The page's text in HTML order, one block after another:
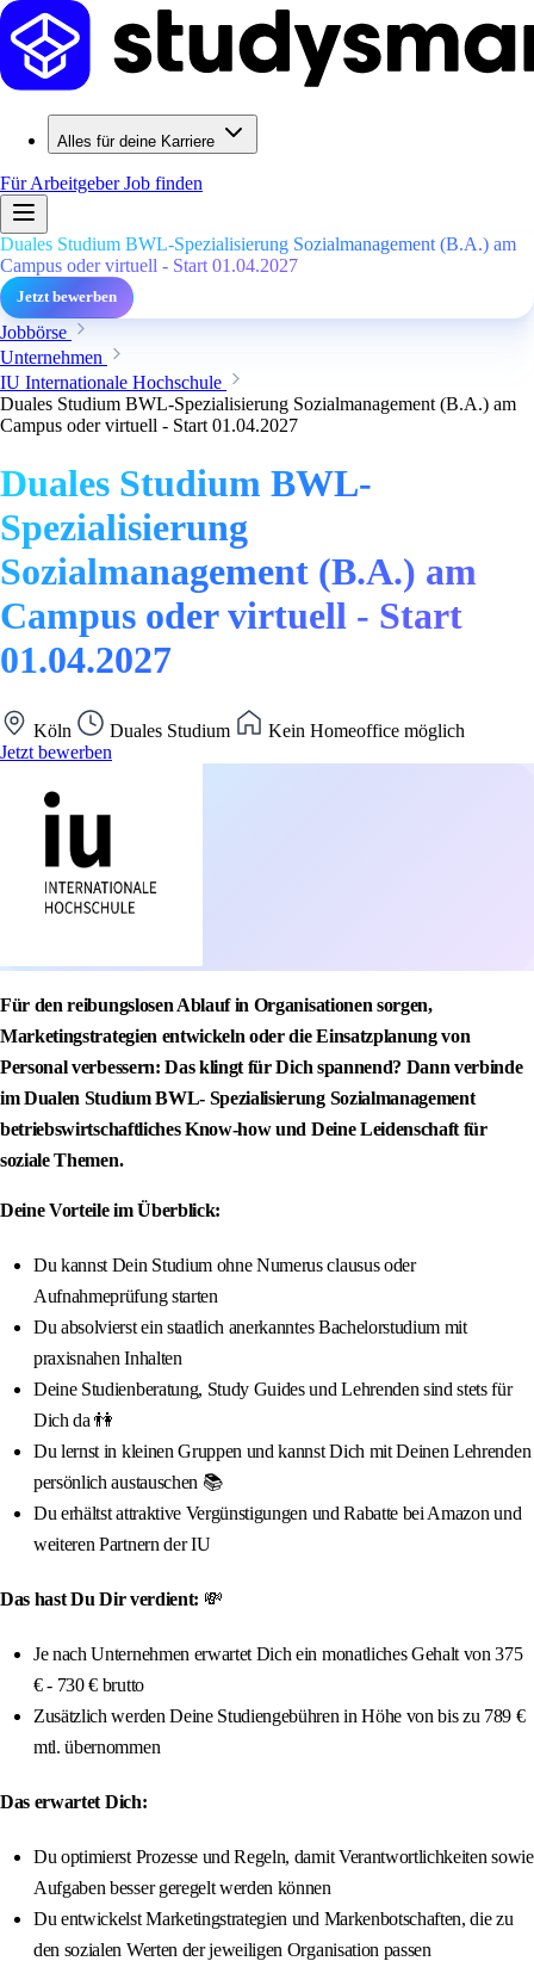
Alles für deine Karriere
Für ArbeitgeberJob finden
Duales Studium BWL-Spezialisierung Sozialmanagement (B.A.) am
Campus oder virtuell - Start 01.04.2027
Jetzt bewerben
Jobbörse
Unternehmen
IU Internationale Hochschule
Duales Studium BWL-Spezialisierung Sozialmanagement (B.A.) am
Campus oder virtuell - Start 01.04.2027
Duales Studium BWL-
Spezialisierung
Sozialmanagement (B.A.) am
Campus oder virtuell - Start
01.04.2027
Köln Duales Studium
Kein Homeoffice möglich
Jetzt bewerben
Für den reibungslosen Ablauf in Organisationen sorgen,
Marketingstrategien entwickeln oder die Einsatzplanung von
Personal verbessern: Das klingt für Dich spannend? Dann verbinde
im Dualen Studium BWL- Spezialisierung Sozialmanagement
betriebswirtschaftliches Know-how und Deine Leidenschaft für
soziale Themen.
Deine Vorteile im Überblick:
Du kannst Dein Studium ohne Numerus clausus oder
Aufnahmeprüfung starten
Du absolvierst ein staatlich anerkanntes Bachelorstudium mit
praxisnahen Inhalten
Deine Studienberatung, Study Guides und Lehrenden sind stets für
Dich da 👫
Du lernst in kleinen Gruppen und kannst Dich mit Deinen Lehrenden
persönlich austauschen 📚
Du erhältst attraktive Vergünstigungen und Rabatte bei Amazon und
weiteren Partnern der IU
Das hast Du Dir verdient: 💸
Je nach Unternehmen erwartet Dich ein monatliches Gehalt von 375
€ - 730 € brutto
Zusätzlich werden Deine Studiengebühren in Höhe von bis zu 789 €
mtl. übernommen
Das erwartet Dich:
Du optimierst Prozesse und Regeln, damit Verantwortlichkeiten sowie
Aufgaben besser geregelt werden können
Du entwickelst Marketingstrategien und Markenbotschaften, die zu
den sozialen Werten der jeweiligen Organisation passen